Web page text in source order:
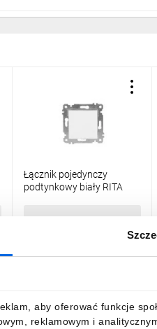
aby oferować funkcje
reklamowym i
Łącznik pojedynczy
podtynkowy biały RITA
10,21 złbrutto